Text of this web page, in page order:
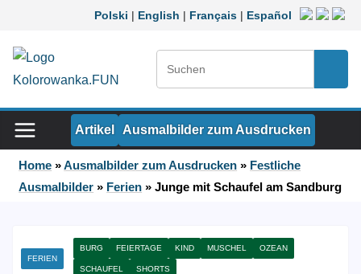
Zum Inhalt springenPolski | English | Français | Español
Artikel Ausmalbilder zum Ausdrucken
Home »Ausmalbilder zum Ausdrucken » Festliche
Ausmalbilder » Ferien »Junge mit Schaufel am Sandburg
FERIEN
BURG FEIERTAGE KIND MUSCHEL OZEAN
SCHAUFEL SHORTS